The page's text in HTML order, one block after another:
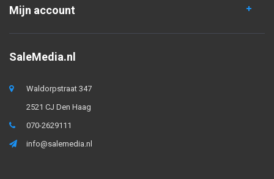
Mijn account
SaleMedia.nl
Waldorpstraat 347
2521 CJ Den Haag
070-2629111
info@salemedia.nl